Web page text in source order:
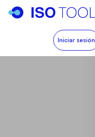
Iniciar sesión